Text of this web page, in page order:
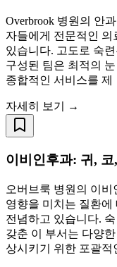
Overbrook 병원의 안
자들에게 전문적인 의
있습니다. 고도로 숙
구성된 팀은 최적의
종합적인 서비스를 제
자세히 보기 →
이비인후과: 귀, 코
오버브룩 병원의 이비
영향을 미치는 질환에
전념하고 있습니다.
갖춘 이 부서는 다양
상시키기 위한 포괄적